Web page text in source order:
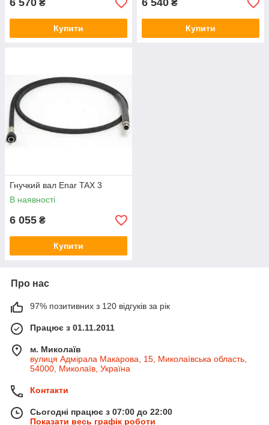
6 570 ₴
Купити
6 540 ₴
Купити
Гнучкий вал Enar TAX 3
В наявності
6 055 ₴
Купити
Про нас
97% позитивних з 120 відгуків за рік
Працює з 01.11.2011
м. Миколаїв
вулиця Адмірала Макарова, 15, Миколаївська область,
54000, Миколаїв, Україна
Контакти
Сьогодні працює з 07:00 до 22:00
Показати весь графік роботи